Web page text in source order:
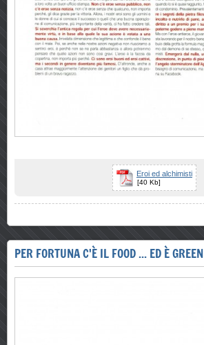
Eroi ed alchimisti
[40 Kb]
PER FORTUNA C'È IL FOOD ... ED È GREEN